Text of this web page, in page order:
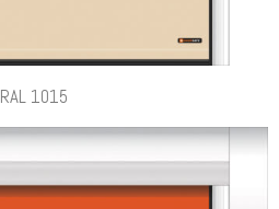
RAL 1015